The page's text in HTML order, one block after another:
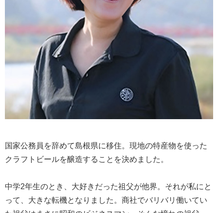
国家公務員を辞めて島根県に移住。現地の特産物を使った
クラフトビールを醸造することを決めました。
中学2年生のとき、大好きだった祖父が他界。それが私にと
って、大きな転機となりました。商社でバリバリ働いてい